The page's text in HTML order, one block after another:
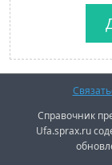
Справочник
Ufa.sprax.ru